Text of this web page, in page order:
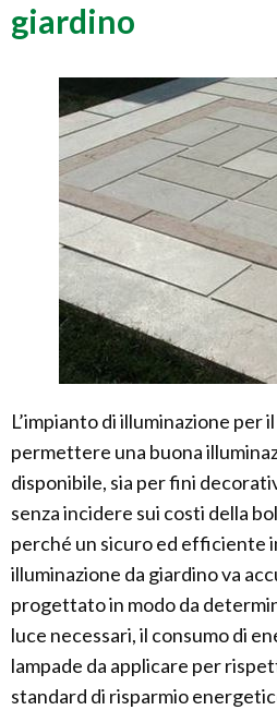
giardino
L’impianto di illuminazione per
permettere una buona
disponibile, sia per fini
senza incidere sui costi della
perché un sicuro ed efficiente
illuminazione da giardino va
progettato in modo da
luce necessari, il consumo di
lampade da applicare per
standard di risparmio